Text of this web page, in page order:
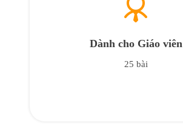
Dành cho Giáo viên
25 bài